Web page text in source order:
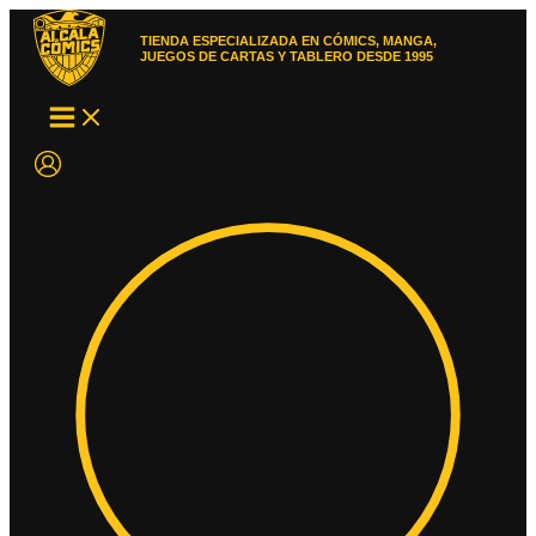
contenido
TIENDA ESPECIALIZADA EN CÓMICS, MANGA,
JUEGOS DE CARTAS Y TABLERO DESDE 1995